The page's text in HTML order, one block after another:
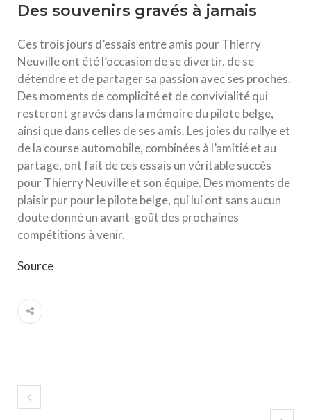
Des souvenirs gravés à jamais
Ces trois jours d’essais entre amis pour Thierry
Neuville ont été l’occasion de se divertir, de se
détendre et de partager sa passion avec ses proches.
Des moments de complicité et de convivialité qui
resteront gravés dans la mémoire du pilote belge,
ainsi que dans celles de ses amis. Les joies du rallye et
de la course automobile, combinées à l’amitié et au
partage, ont fait de ces essais un véritable succès
pour Thierry Neuville et son équipe. Des moments de
plaisir pur pour le pilote belge, qui lui ont sans aucun
doute donné un avant-goût des prochaines
compétitions à venir.
Source